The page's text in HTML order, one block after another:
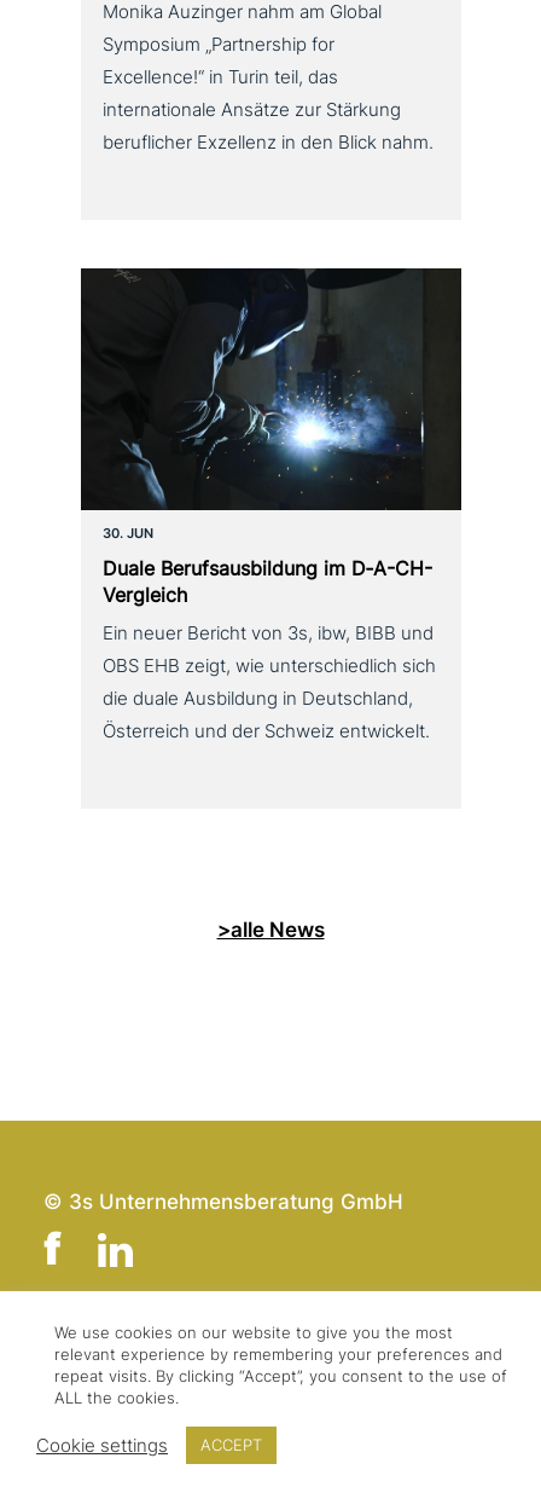
Monika Auzinger nahm am Global
Symposium „Partnership for
Excellence!“ in Turin teil, das
internationale Ansätze zur Stärkung
beruflicher Exzellenz in den Blick nahm.
30. JUN
Duale Berufsausbildung im D‑A-CH-
Vergleich
Ein neuer Bericht von 3s, ibw, BIBB und
OBS EHB zeigt, wie unterschiedlich sich
die duale Ausbildung in Deutschland,
Österreich und der Schweiz entwickelt.
>alle News
© 3s Unternehmensberatung GmbH
Team
Kontakt
Presse & Logo
Impressum
Datenschutz
We use cookies on our website to give you the most
relevant experience by remembering your preferences and
repeat visits. By clicking “Accept”, you consent to the use of
ALL the cookies.
Cookie settings ACCEPT